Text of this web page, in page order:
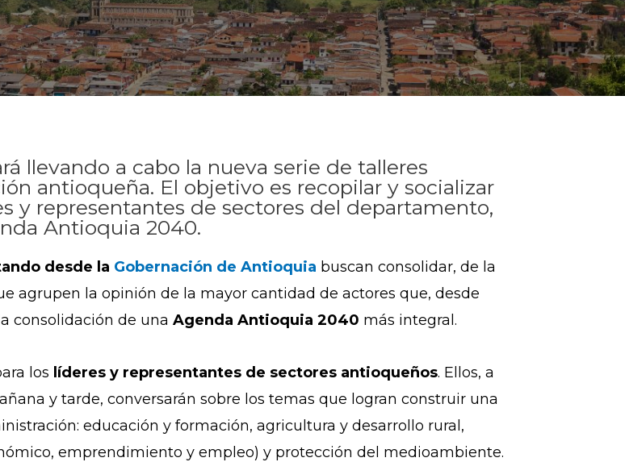
llevando a cabo la nueva serie de talleres
antioqueña. El objetivo es recopilar y socializar
y representantes de sectores del departamento,
Antioquia 2040.
desde la Gobernación de Antioquia buscan consolidar, de la
agrupen la opinión de la mayor cantidad de actores que, desde
consolidación de una Agenda Antioquia 2040 más integral.
los líderes y representantes de sectores antioqueños. Ellos, a
y tarde, conversarán sobre los temas que logran construir una
educación y formación, agricultura y desarrollo rural,
emprendimiento y empleo) y protección del medioambiente.